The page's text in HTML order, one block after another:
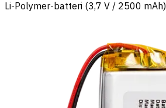
Li-Polymer-batteri (3,7 V / 2500 mAh)